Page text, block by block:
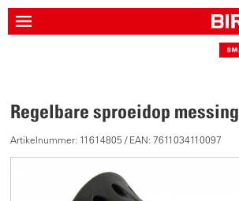
Regelbare sproeidop messing
Artikelnummer: 11614805 / EAN: 7611034110097